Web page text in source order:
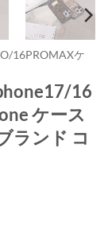
16PROMAXケ
16
ケース
ランド コ